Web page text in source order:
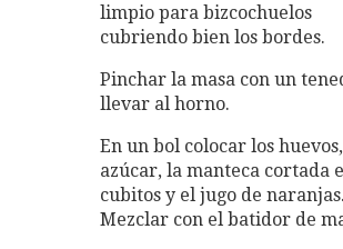
limpio para bizcochuelos
cubriendo bien los bordes.
Pinchar la masa con un
llevar al horno.
En un bol colocar los
azúcar, la manteca cortada
cubitos y el jugo de naranjas.
Mezclar con el batidor de